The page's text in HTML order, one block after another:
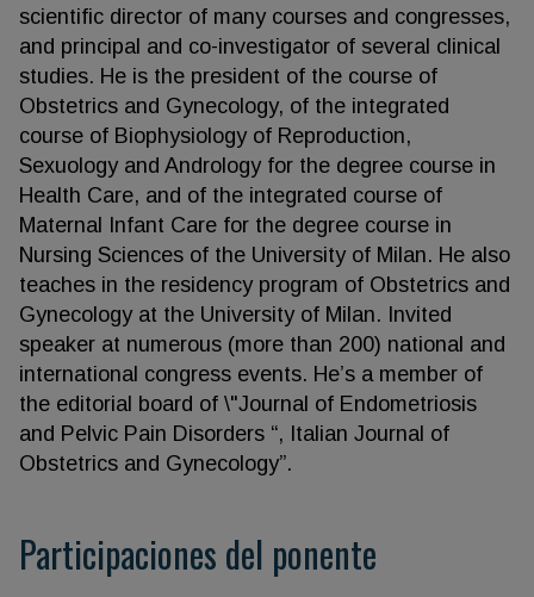
scientific director of many courses and congresses,
and principal and co-investigator of several clinical
studies. He is the president of the course of
Obstetrics and Gynecology, of the integrated
course of Biophysiology of Reproduction,
Sexuology and Andrology for the degree course in
Health Care, and of the integrated course of
Maternal Infant Care for the degree course in
Nursing Sciences of the University of Milan. He also
teaches in the residency program of Obstetrics and
Gynecology at the University of Milan. Invited
speaker at numerous (more than 200) national and
international congress events. He’s a member of
the editorial board of \"Journal of Endometriosis
and Pelvic Pain Disorders “, Italian Journal of
Obstetrics and Gynecology”.
Participaciones del ponente